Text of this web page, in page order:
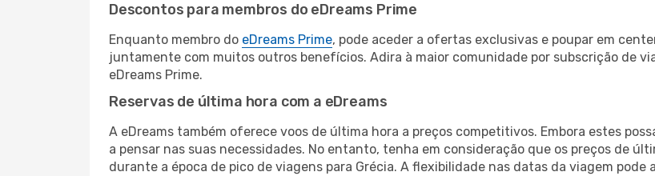
Descontos para membros do eDreams Prime
Enquanto membro do eDreams Prime, pode aceder a ofertas exclusivas e poupar em
juntamente com muitos outros benefícios. Adira à maior comunidade por subscrição de
eDreams Prime.
Reservas de última hora com a eDreams
A eDreams também oferece voos de última hora a preços competitivos. Embora estes
a pensar nas suas necessidades. No entanto, tenha em consideração que os preços de
durante a época de pico de viagens para Grécia. A flexibilidade nas datas da viagem